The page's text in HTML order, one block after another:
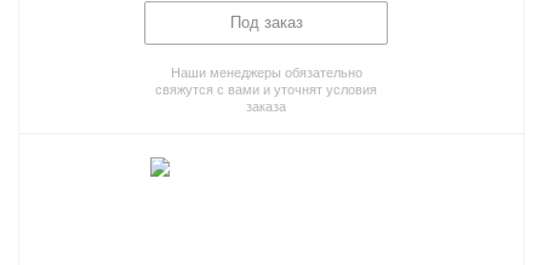
Под заказ
Наши менеджеры обязательно
свяжутся с вами и уточнят условия
заказа